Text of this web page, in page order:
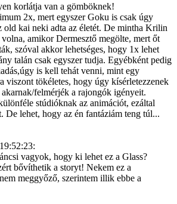
korlátja van a gömböknek!
2x, mert egyszer Goku is csak úgy
old kai neki adta az életét. De mintha Krilin
amikor Dermesztő megölte, mert őt
szóval akkor lehetséges, hogy 1x lehet
talán csak egyszer tudja. Egyébként pedig
is kell tehát venni, mint egy
viszont tökéletes, hogy úgy kísérletezzenek
felmérjék a rajongók igényeit.
stúdióknak az animációt, ezáltal
De lehet, hogy az én fantáziám teng túl...
vagyok, hogy ki lehet ez a Glass?
bővíthetik a storyt! Nekem ez a
meggyőző, szerintem illik ebbe a